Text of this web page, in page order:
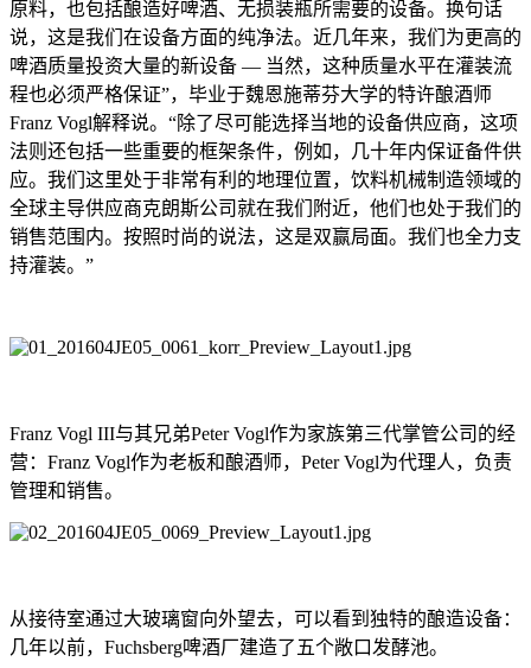
原料，也包括酿造好啤酒、无损装瓶所需要的设备。换句话
说，这是我们在设备方面的纯净法。近几年来，我们为更高的
啤酒质量投资大量的新设备 — 当然，这种质量水平在灌装流
程也必须严格保证”，毕业于魏恩施蒂芬大学的特许酿酒师
Franz Vogl解释说。“除了尽可能选择当地的设备供应商，这项
法则还包括一些重要的框架条件，例如，几十年内保证备件供
应。我们这里处于非常有利的地理位置，饮料机械制造领域的
全球主导供应商克朗斯公司就在我们附近，他们也处于我们的
销售范围内。按照时尚的说法，这是双赢局面。我们也全力支
持灌装。”
Franz Vogl III与其兄弟Peter Vogl作为家族第三代掌管公司的经
营：Franz Vogl作为老板和酿酒师，Peter Vogl为代理人，负责
管理和销售。
从接待室通过大玻璃窗向外望去，可以看到独特的酿造设备：
几年以前，Fuchsberg啤酒厂建造了五个敞口发酵池。